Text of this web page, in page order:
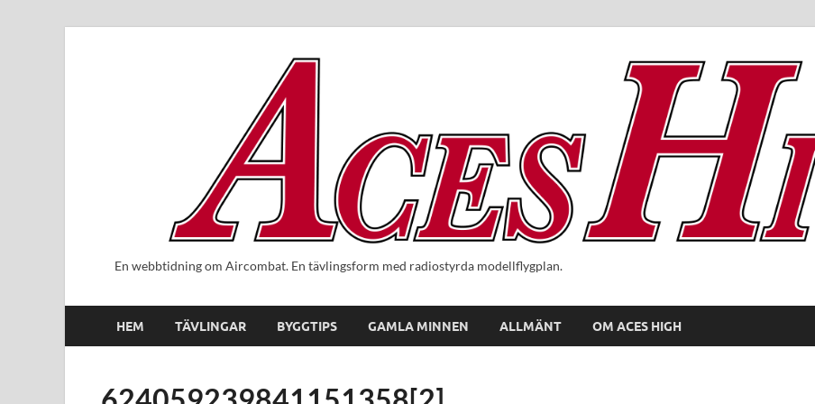
En webbtidning om Aircombat. En tävlingsform med radiostyrda modellflygplan.
HEM TÄVLINGAR BYGGTIPS GAMLA MINNEN ALLMÄNT OM ACES HIGH